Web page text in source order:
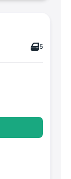
5